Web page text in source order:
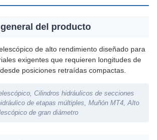
del producto
de alto rendimiento diseñado para
exigentes que requieren longitudes de
posiciones retraídas compactas.
Cilindros hidráulicos de secciones
de etapas múltiples, Muñón MT4, Alto
de gran diámetro